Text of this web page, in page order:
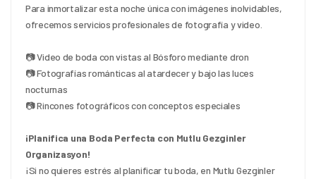
Para inmortalizar esta noche única con imágenes inolvidables,
ofrecemos servicios profesionales de fotografía y video.
📷 Video de boda con vistas al Bósforo mediante dron
📷 Fotografías románticas al atardecer y bajo las luces
nocturnas
📷 Rincones fotográficos con conceptos especiales
¡Planifica una Boda Perfecta con Mutlu Gezginler
Organizasyon!
¡Si no quieres estrés al planificar tu boda, en Mutlu Gezginler